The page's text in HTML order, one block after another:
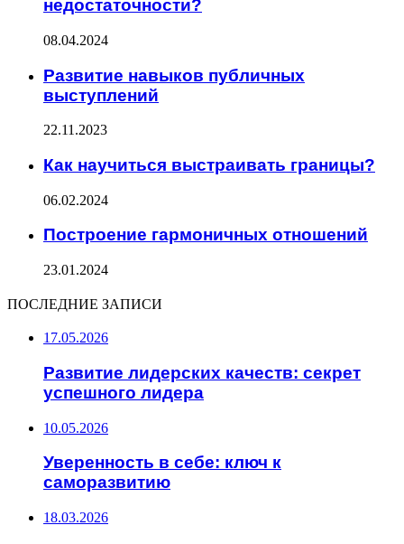
недостаточности?
08.04.2024
Развитие навыков публичных
выступлений
22.11.2023
Как научиться выстраивать границы?
06.02.2024
Построение гармоничных отношений
23.01.2024
ПОСЛЕДНИЕ ЗАПИСИ
17.05.2026
Развитие лидерских качеств: секрет
успешного лидера
10.05.2026
Уверенность в себе: ключ к
саморазвитию
18.03.2026